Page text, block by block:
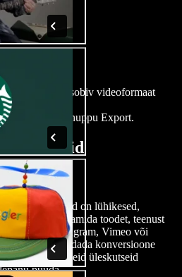
see üle, vali sobiv videoformaat
vajuta nuppu Export.
videoid
turundusvideod on lühikesed,
on reklaamida toodet, teenust
Instagram, Vimeo või
suurendada konversioone
ja selgeid üleskutseid
püüda.